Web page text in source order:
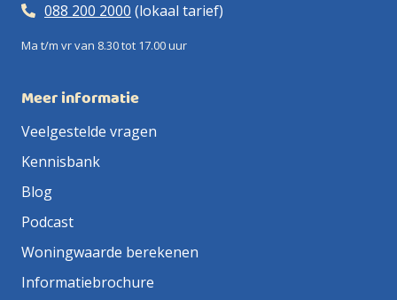
088 200 2000 (lokaal tarief)
Ma t/m vr van 8.30 tot 17.00 uur
Meer informatie
Veelgestelde vragen
Kennisbank
Blog
Podcast
Woningwaarde berekenen
Informatiebrochure